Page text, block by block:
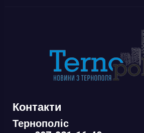
Контакти
Тернополіс